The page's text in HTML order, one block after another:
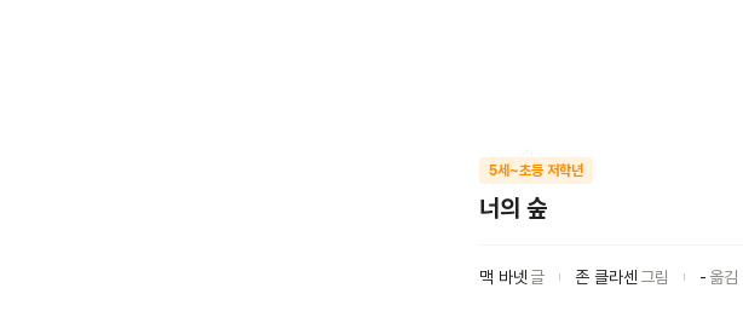
5세~초등 저학년
너의 숲
맥 바넷 글 존 클라센 그림 - 옮김